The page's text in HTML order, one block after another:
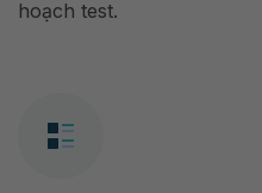
hoạch test.